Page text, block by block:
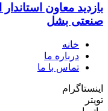
بازدید معاون
صنعتی بشل
خانه
درباره ما
تماس با ما
اینستاگرام
تویتر